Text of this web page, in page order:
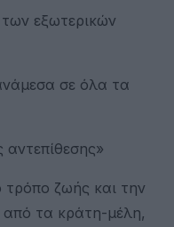
των εξωτερικών
σε όλα τα
ζωής και την
από τα κράτη-μέλη,